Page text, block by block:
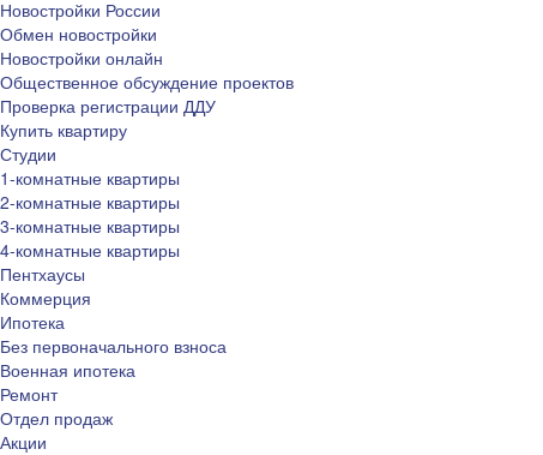
Новостройки России
Обмен новостройки
Новостройки онлайн
Общественное обсуждение проектов
Проверка регистрации ДДУ
Купить квартиру
Студии
1-комнатные квартиры
2-комнатные квартиры
3-комнатные квартиры
4-комнатные квартиры
Пентхаусы
Коммерция
Ипотека
Без первоначального взноса
Военная ипотека
Ремонт
Отдел продаж
Акции